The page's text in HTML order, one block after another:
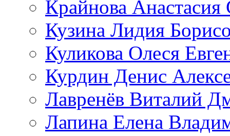
Крайнова Анастасия
Кузина Лидия
Куликова Олеся
Курдин Денис
Лавренёв Виталий
Лапина Елена